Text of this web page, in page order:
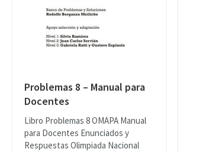
Problemas 8 – Manual para
Docentes
Libro Problemas 8 OMAPA Manual
para Docentes Enunciados y
Respuestas Olimpiada Nacional